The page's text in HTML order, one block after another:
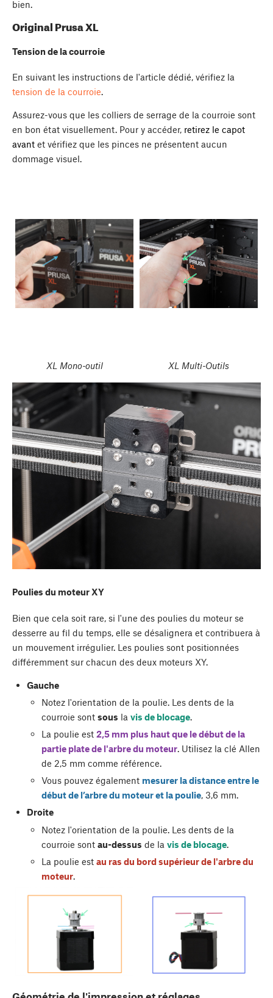
bien.
Original Prusa XL
Tension de la courroie
En suivant les instructions de l'article dédié, vérifiez la
tension de la courroie.
Assurez-vous que les colliers de serrage de la courroie sont
en bon état visuellement. Pour y accéder, retirez le capot
avant et vérifiez que les pinces ne présentent aucun
dommage visuel.
XL Mono-outil XL Multi-Outils
Poulies du moteur XY
Bien que cela soit rare, si l'une des poulies du moteur se
desserre au fil du temps, elle se désalignera et contribuera à
un mouvement irrégulier. Les poulies sont positionnées
différemment sur chacun des deux moteurs XY.
Gauche
Notez l'orientation de la poulie. Les dents de la
courroie sont sous la vis de blocage.
La poulie est 2,5 mm plus haut que le début de la
partie plate de l'arbre du moteur. Utilisez la clé Allen
de 2,5 mm comme référence.
Vous pouvez également mesurer la distance entre le
début de l’arbre du moteur et la poulie, 3,6 mm.
Droite
Notez l'orientation de la poulie. Les dents de la
courroie sont au-dessus de la vis de blocage.
La poulie est au ras du bord supérieur de l'arbre du
moteur.